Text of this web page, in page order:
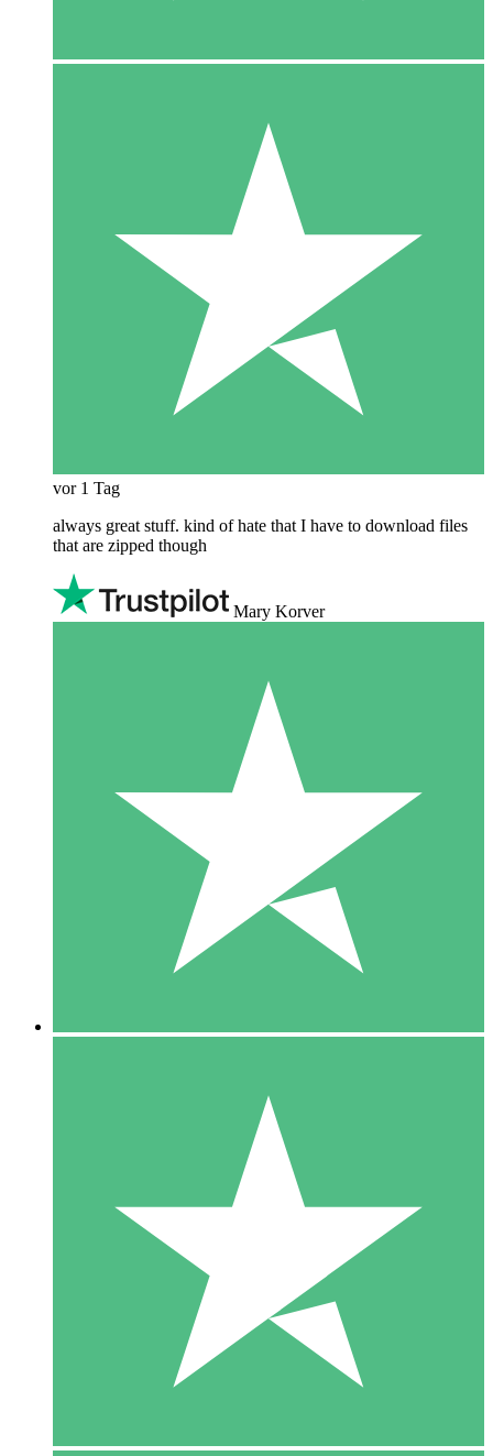
vor 1 Tag
always great stuff. kind of hate that I have to download files
that are zipped though
Mary Korver